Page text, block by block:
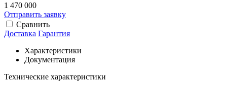
1 470 000
Отправить заявку
Сравнить
Доставка Гарантия
Характеристики
Документация
Технические характеристики